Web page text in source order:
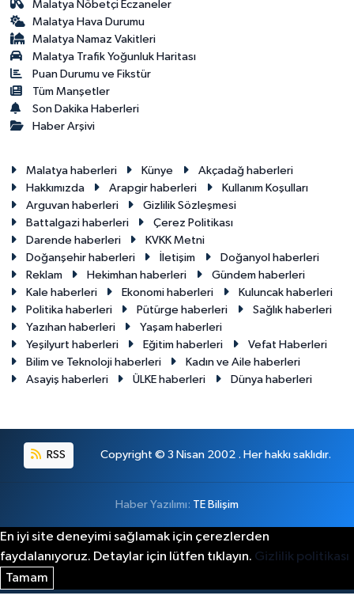
Malatya Nöbetçi Eczaneler
Malatya Hava Durumu
Malatya Namaz Vakitleri
Malatya Trafik Yoğunluk Haritası
Puan Durumu ve Fikstür
Tüm Manşetler
Son Dakika Haberleri
Haber Arşivi
Malatya haberleri Künye
Akçadağ haberleri
Hakkımızda
Arapgir haberleri
Kullanım Koşulları
Arguvan haberleri
Gizlilik Sözleşmesi
Battalgazi haberleri
Çerez Politikası
Darende haberleri
KVKK Metni
Doğanşehir haberleri
İletişim
Doğanyol haberleri
Reklam
Hekimhan haberleri
Gündem haberleri
Kale haberleri
Ekonomi haberleri
Kuluncak haberleri
Politika haberleri
Pütürge haberleri
Sağlık haberleri
Yazıhan haberleri
Yaşam haberleri
Yeşilyurt haberleri
Eğitim haberleri
Vefat Haberleri
Bilim ve Teknoloji haberleri
Kadın ve Aile haberleri
Asayiş haberleri
ÜLKE haberleri Dünya haberleri
RSS Copyright © 3 Nisan 2002 . Her hakkı saklıdır.
Haber Yazılımı: TE Bilişim
En iyi site deneyimi sağlamak için çerezlerden
faydalanıyoruz. Detaylar için lütfen tıklayın. Gizlilik politikası
Tamam